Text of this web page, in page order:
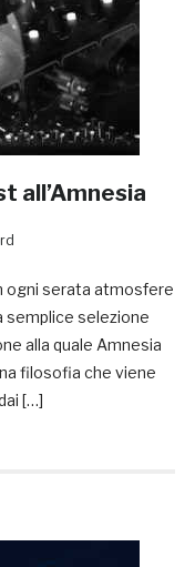
all’Amnesia
ogni serata atmosfere
semplice selezione
alla quale Amnesia
filosofia che viene
[…]